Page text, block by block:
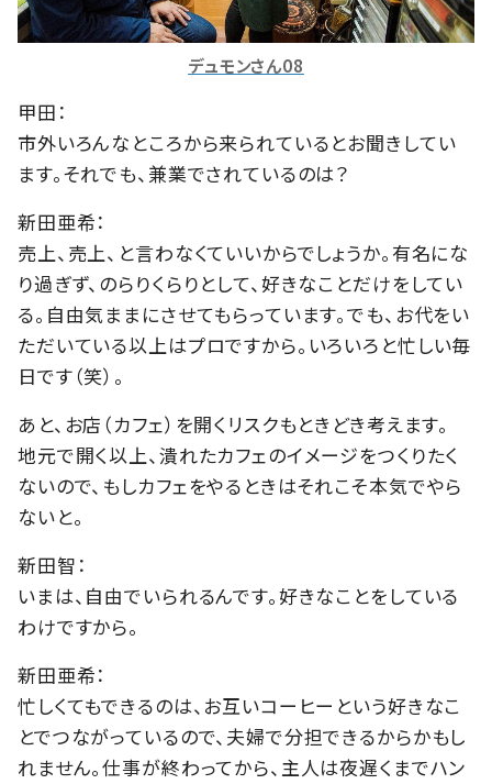
デュモンさん08
甲田：
市外いろんなところから来られているとお聞きしてい
ます。それでも、兼業でされているのは？
新田亜希：
売上、売上、と言わなくていいからでしょうか。有名にな
り過ぎず、のらりくらりとして、好きなことだけをしてい
る。自由気ままにさせてもらっています。でも、お代をい
ただいている以上はプロですから。いろいろと忙しい毎
日です（笑）。
あと、お店（カフェ）を開くリスクもときどき考えます。
地元で開く以上、潰れたカフェのイメージをつくりたく
ないので、もしカフェをやるときはそれこそ本気でやら
ないと。
新田智：
いまは、自由でいられるんです。好きなことをしている
わけですから。
新田亜希：
忙しくてもできるのは、お互いコーヒーという好きなこ
とでつながっているので、夫婦で分担できるからかもし
れません。仕事が終わってから、主人は夜遅くまでハン